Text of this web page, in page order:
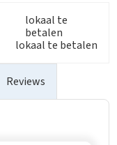
lokaal te
betalen
lokaal te betalen
Reviews